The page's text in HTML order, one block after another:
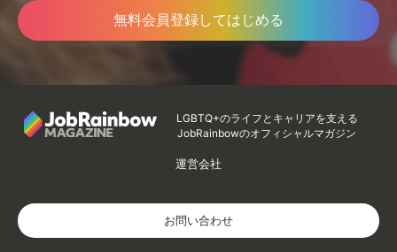
無料会員登録してはじめる
LGBTQ+のライフとキャリアを支える
JobRainbowのオフィシャルマガジン
運営会社
お問い合わせ